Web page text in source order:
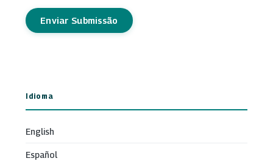
Enviar Submissão
Idioma
English
Español